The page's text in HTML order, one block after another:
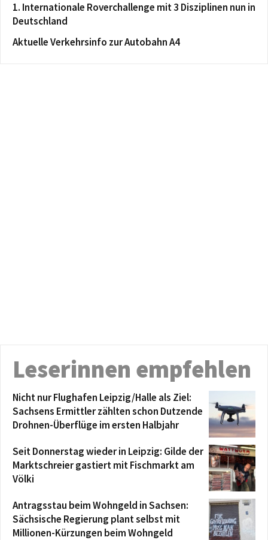
1. Internationale Roverchallenge mit 3 Disziplinen nun in
Deutschland
Aktuelle Verkehrsinfo zur Autobahn A4
Leserinnen empfehlen
Nicht nur Flughafen Leipzig/Halle als Ziel:
Sachsens Ermittler zählten schon Dutzende
Drohnen-Überflüge im ersten Halbjahr
Seit Donnerstag wieder in Leipzig: Gilde der
Marktschreier gastiert mit Fischmarkt am
Völki
Antragsstau beim Wohngeld in Sachsen:
Sächsische Regierung plant selbst mit
Millionen-Kürzungen beim Wohngeld